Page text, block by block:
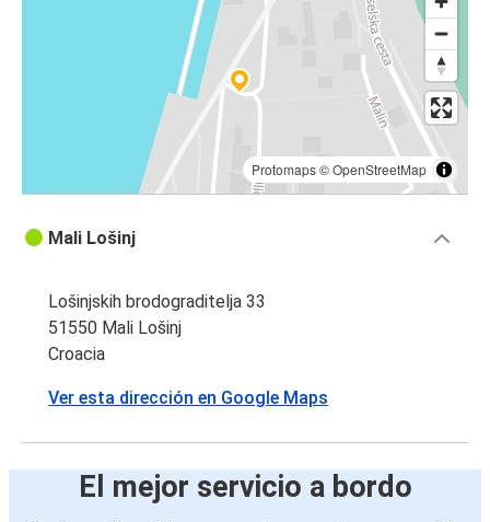
Protomaps©OpenStreetMap
Mali Lošinj
Lošinjskih brodograditelja 33
51550 Mali Lošinj
Croacia
Ver esta dirección en Google Maps
El mejor servicio a bordo